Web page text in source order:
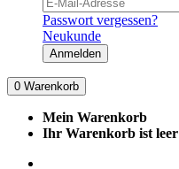
Passwort vergessen?
Neukunde
Anmelden
0 Warenkorb
Mein Warenkorb
Ihr Warenkorb ist leer